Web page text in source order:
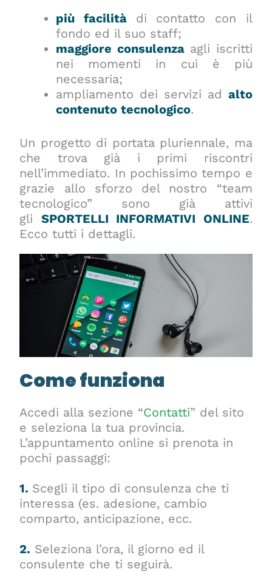
più facilità di contatto con il
fondo ed il suo staff;
maggiore consulenzaagli iscritti
nei momenti in cui è più
necessaria;
ampliamento dei servizi ad alto
contenuto tecnologico.
Un progetto di portata pluriennale, ma
che trova già i primi riscontri
nell’immediato. In pochissimo tempo e
grazie allo sforzo del nostro “team
tecnologico” sono già attivi
gli SPORTELLI INFORMATIVI ONLINE.
Ecco tutti i dettagli.
Come funziona
Accedi alla sezione “Contatti” del sito
e seleziona la tua provincia.
L’appuntamento online si prenota in
pochi passaggi:
1. Scegli il tipo di consulenza che ti
interessa (es. adesione, cambio
comparto, anticipazione, ecc.
2. Seleziona l’ora, il giorno ed il
consulente che ti seguirà.